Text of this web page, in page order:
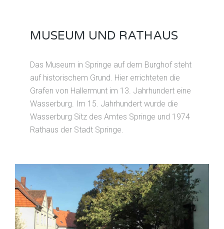
MUSEUM UND RATHAUS
Das Museum in Springe auf dem Burghof steht
auf historischem Grund. Hier errichteten die
Grafen von Hallermunt im 13. Jahrhundert eine
Wasserburg. Im 15. Jahrhundert wurde die
Wasserburg Sitz des Amtes Springe und 1974
Rathaus der Stadt Springe.